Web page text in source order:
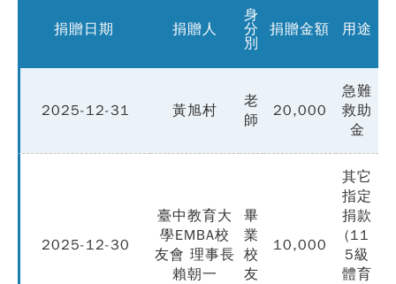
捐贈日期 捐贈人
身
分
別
捐贈金額 用途
2025-12-31 黃旭村
老
師
20,000
急難
救助
金
2025-12-30
臺中教育大
學EMBA校
友會 理事長
賴朝一
畢
業
校
友
10,000
其它
指定
捐款
(11
5級
體育